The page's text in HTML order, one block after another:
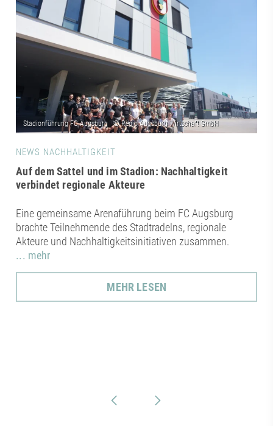
NEWS NACHHALTIGKEIT
Auf dem Sattel und im Stadion: Nachhaltigkeit
verbindet regionale Akteure
Eine gemeinsame Arenaführung beim FC Augsburg
brachte Teilnehmende des Stadtradelns, regionale
Akteure und Nachhaltigkeitsinitiativen zusammen.
... mehr
MEHR LESEN